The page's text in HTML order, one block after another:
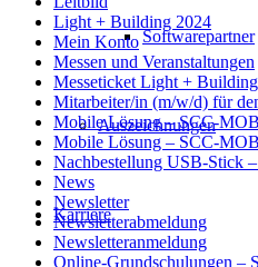
Softwarepartner
Auszeichnungen
Karriere
Light + Building 2024
Mein Konto
Messen und Veranstaltungen
Messeticket Light + Building
Mitarbeiter/in (m/w/d) für
Mobile Lösung – SCC-
Mobile Lösung – SCC-
Nachbestellung USB-Stick
News
Newsletter
Newsletterabmeldung
Newsletteranmeldung
Online-Grundschulungen –